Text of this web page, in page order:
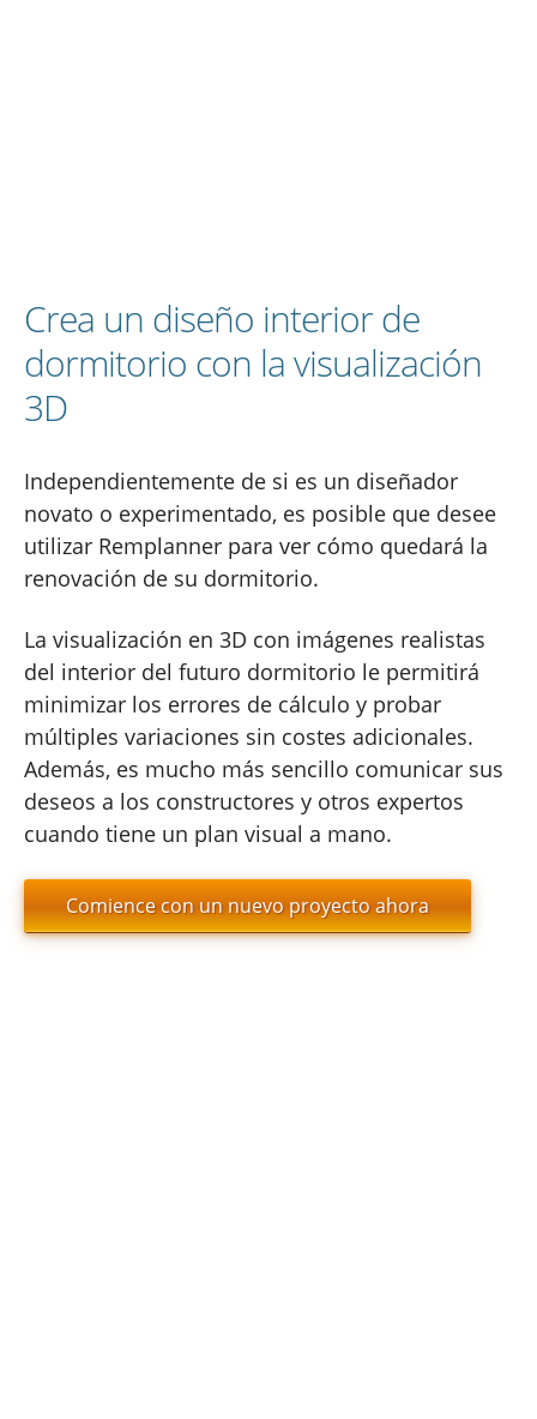
Crea un diseño interior de
dormitorio con la visualización
3D
Independientemente de si es un diseñador
novato o experimentado, es posible que desee
utilizar Remplanner para ver cómo quedará la
renovación de su dormitorio.
La visualización en 3D con imágenes realistas
del interior del futuro dormitorio le permitirá
minimizar los errores de cálculo y probar
múltiples variaciones sin costes adicionales.
Además, es mucho más sencillo comunicar sus
deseos a los constructores y otros expertos
cuando tiene un plan visual a mano.
Comience con un nuevo proyecto ahora